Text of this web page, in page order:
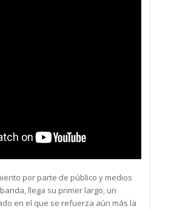
por parte de público y medios
llega su primer largo, un
en el que se refuerza aún más la